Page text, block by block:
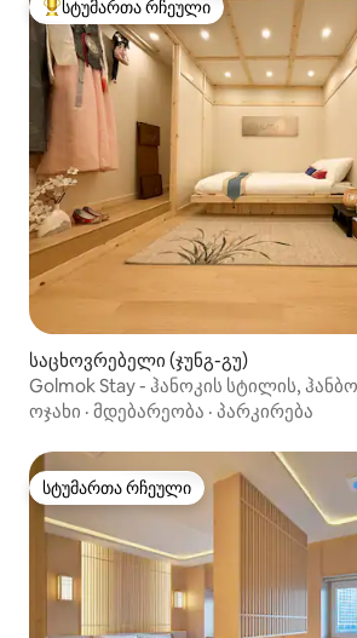
სტუმართა რჩეული მოწინავე ვარიანტი
სტუმართა რჩეული
საცხოვრებელი (ჯუნგ-გუ)
Golmok Stay - ჰანოკის სტილის,
შესაძლებლობის მქონე
ოჯახი · მდებარეობა · პარკირება
სტუმართა რჩეული
სტუმართა რჩეული